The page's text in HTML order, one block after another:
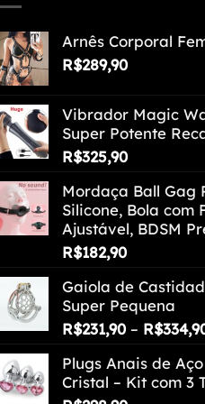
Arnês Corporal
R$289,90
Vibrador Magic
Super Potente
R$325,90
Mordaça Ball Gag
Silicone, Bola com
Ajustável, BDSM
R$182,90
Gaiola de
Super Pequena
R$231,90 – R$
Plugs Anais de
Cristal – Kit com 3